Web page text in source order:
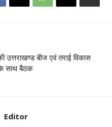
उत्तराखण्ड बीज एवं तराई विकास
साथ बैठक
Editor